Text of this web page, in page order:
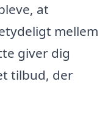
at
mellem
giver dig
tilbud, der